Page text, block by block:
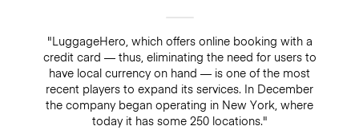
"LuggageHero, which offers online booking with a
credit card — thus, eliminating the need for users to
have local currency on hand — is one of the most
recent players to expand its services. In December
the company began operating in New York, where
today it has some 250 locations."